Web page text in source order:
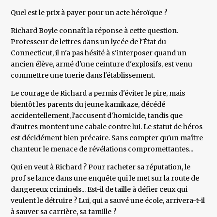
Quel est le prix à payer pour un acte héroïque ?
Richard Boyle connaît la réponse à cette question.
Professeur de lettres dans un lycée de l'État du
Connecticut, il n'a pas hésité à s'interposer quand un
ancien élève, armé d'une ceinture d'explosifs, est venu
commettre une tuerie dans l'établissement.
Le courage de Richard a permis d'éviter le pire, mais
bientôt les parents du jeune kamikaze, décédé
accidentellement, l'accusent d'homicide, tandis que
d'autres montent une cabale contre lui. Le statut de héros
est décidément bien précaire. Sans compter qu'un maître
chanteur le menace de révélations compromettantes...
Qui en veut à Richard ? Pour racheter sa réputation, le
prof se lance dans une enquête qui le met sur la route de
dangereux criminels... Est-il de taille à défier ceux qui
veulent le détruire ? Lui, qui a sauvé une école, arrivera-t-il
à sauver sa carrière, sa famille ?